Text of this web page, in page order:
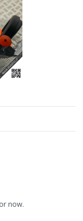
now.